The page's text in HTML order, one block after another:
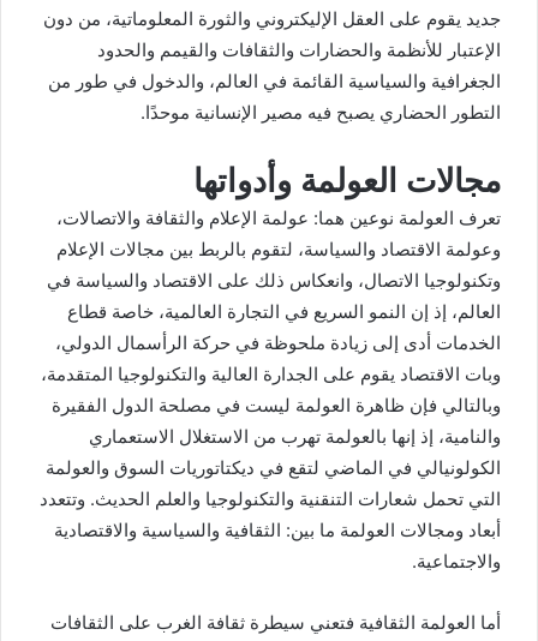
جديد يقوم على العقل الإليكتروني والثورة المعلوماتية، من دون
الإعتبار للأنظمة والحضارات والثقافات والقيمم والحدود
الجغرافية والسياسية القائمة في العالم، والدخول في طور من
التطور الحضاري يصبح فيه مصير الإنسانية موحدًا.
مجالات العولمة وأدواتها
تعرف العولمة نوعين هما: عولمة الإعلام والثقافة والاتصالات،
وعولمة الاقتصاد والسياسة، لتقوم بالربط بين مجالات الإعلام
وتكنولوجيا الاتصال، وانعكاس ذلك على الاقتصاد والسياسة في
العالم، إذ إن النمو السريع في التجارة العالمية، خاصة قطاع
الخدمات أدى إلى زيادة ملحوظة في حركة الرأسمال الدولي،
وبات الاقتصاد يقوم على الجدارة العالية والتكنولوجيا المتقدمة،
وبالتالي فإن ظاهرة العولمة ليست في مصلحة الدول الفقيرة
والنامية، إذ إنها بالعولمة تهرب من الاستغلال الاستعماري
الكولونيالي في الماضي لتقع في ديكتاتوريات السوق والعولمة
التي تحمل شعارات التنقنية والتكنولوجيا والعلم الحديث. وتتعدد
أبعاد ومجالات العولمة ما بين: الثقافية والسياسية والاقتصادية
والاجتماعية.
أما العولمة الثقافية فتعني سيطرة ثقافة الغرب على الثقافات